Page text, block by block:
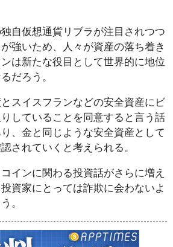
自仮想通貨リブラが注目されつつ
強いため、人々が資産の落ち着き
は新たな役目として世界的に地位
だろう。
スイスフランなどの安全資産にビ
していることを同意すると言う話
、金と同じような安全資産として
されていくと考えられる。
インに関わる投資話がさらに増え
資家にとっては詐欺に会わないよ
。